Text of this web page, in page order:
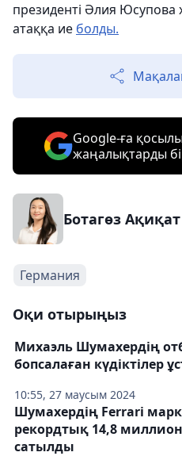
президенті Әлия Юсупова
атаққа ие болды.
Google-ға
жаңалықтарды
Ботагөз Ақиқат
Германия
Оқи отырыңыз
10:55, 27 маусым 2024
Михаэль Шумахердің
бопсалаған күдіктілер
Шумахердің Ferrari
рекордтық 14,8
сатылды